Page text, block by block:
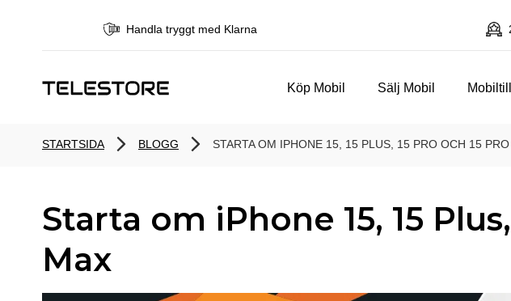
Handla tryggt med Klarna
Köp Mobil Sälj Mobil
STARTSIDA BLOGG STARTA OM IPHONE 15, 15 PLUS, 15 PRO OCH 15
Starta om iPhone 15, 15
Max